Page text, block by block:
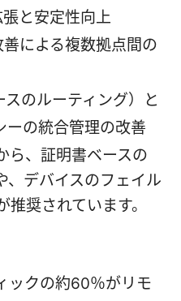
と安定性向上
による複数拠点間の
のルーティング）と
ーの統合管理の改善
ら、証明書ベースの
、デバイスのフェイル
奨されています。
ックの約60％がリモ